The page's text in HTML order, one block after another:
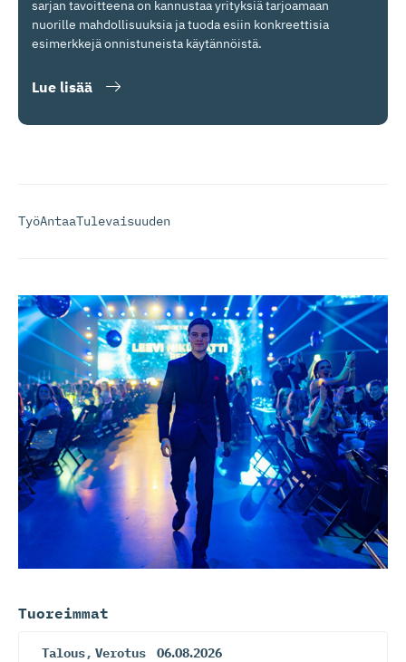
sarjan tavoitteena on kannustaa yrityksiä tarjoamaan
nuorille mahdollisuuksia ja tuoda esiin konkreettisia
esimerkkejä onnistuneista käytännöistä.
Lue lisää
TyöAntaaTulevaisuuden
Tuoreimmat
Talous, Verotus 06.08.2026